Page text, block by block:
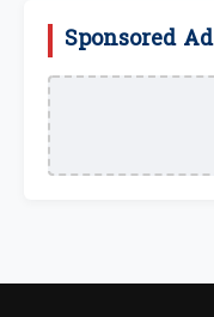
Sponsored Ad